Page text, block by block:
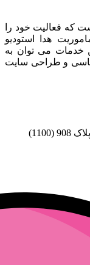
که فعالیت خود را
ماموریت هدا استودیو
خدمات می توان به
و طراحی سایت